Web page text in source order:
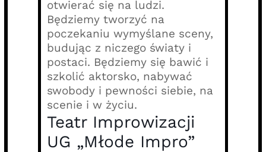
otwierać się na ludzi.
Będziemy tworzyć na
poczekaniu wymyślane sceny,
budując z niczego światy i
postaci. Będziemy się bawić i
szkolić aktorsko, nabywać
swobody i pewności siebie, na
scenie i w życiu.
Teatr Improwizacji
UG „Młode Impro”